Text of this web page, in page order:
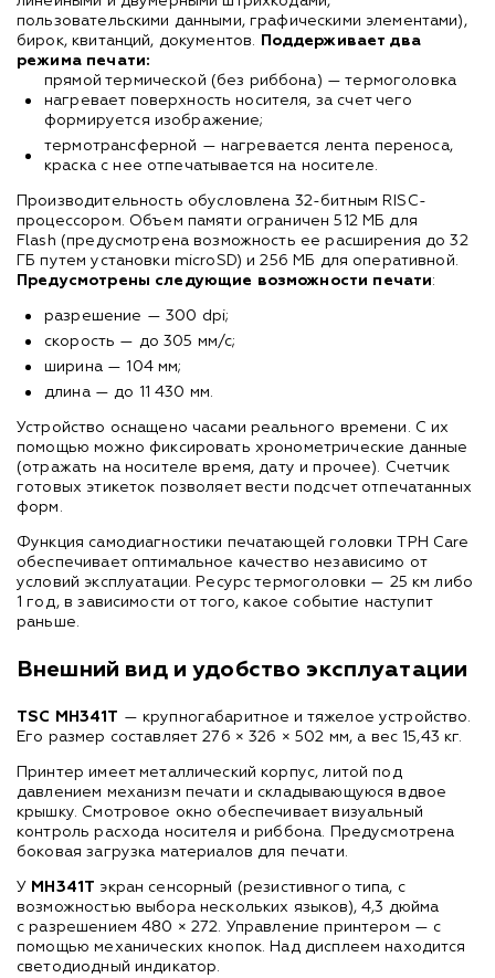
пользовательскими данными, графическими элементами),
бирок, квитанций, документов.
Поддерживает два
режима печати:
прямой термической (без риббона) — термоголовка
нагревает поверхность носителя, за счет чего
формируется изображение;
термотрансферной — нагревается лента переноса,
краска с нее отпечатывается на носителе.
Производительность обусловлена 32-битным RISC-
процессором. Объем памяти ограничен 512 МБ для
Flash (предусмотрена возможность ее расширения до 32
ГБ путем установки microSD) и 256 МБ для оперативной.
Предусмотрены следующие возможности печати:
разрешение — 300 dpi;
скорость — до 305 мм/с;
ширина — 104 мм;
длина — до 11 430 мм.
Устройство оснащено часами реального времени. С их
помощью можно фиксировать хронометрические данные
(отражать на носителе время, дату и прочее). Счетчик
готовых этикеток позволяет вести подсчет отпечатанных
форм.
Функция самодиагностики печатающей головки TPH Care
обеспечивает оптимальное качество независимо от
условий эксплуатации. Ресурс термоголовки — 25 км либо
1 год, в зависимости от того, какое событие наступит
раньше.
Внешний вид и удобство эксплуатации
TSC MH341T — крупногабаритное и тяжелое устройство.
Его размер составляет 276 × 326 × 502 мм, а вес 15,43 кг.
Принтер имеет металлический корпус, литой под
давлением механизм печати и складывающуюся вдвое
крышку. Смотровое окно обеспечивает визуальный
контроль расхода носителя и риббона. Предусмотрена
боковая загрузка материалов для печати.
У MH341T экран сенсорный (резистивного типа, с
возможностью выбора нескольких языков), 4,3 дюйма
с разрешением 480 × 272. Управление принтером — с
помощью механических кнопок. Над дисплеем находится
светодиодный индикатор.